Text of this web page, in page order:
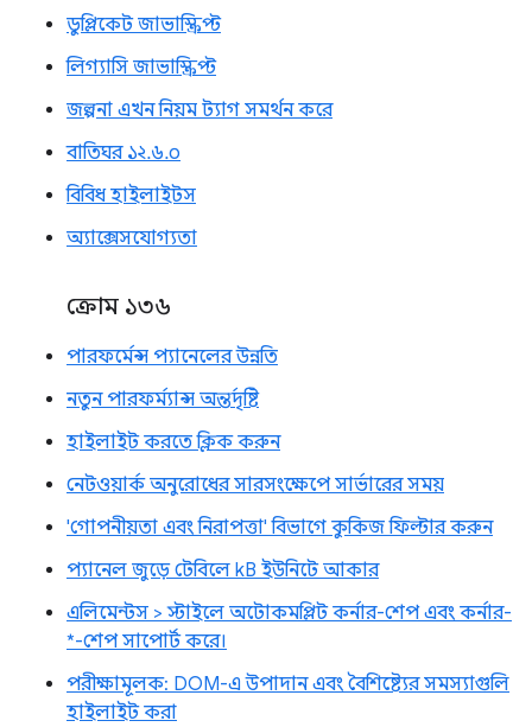
ডুপ্লিকেট জাভাস্ক্রিপ্ট
লিগ্যাসি জাভাস্ক্রিপ্ট
জল্পনা এখন নিয়ম ট্যাগ সমর্থন করে
বাতিঘর ১২.৬.০
বিবিধ হাইলাইটস
অ্যাক্সেসযোগ্যতা
ক্রোম ১৩৬
পারফর্মেন্স প্যানেলের উন্নতি
নতুন পারফর্ম্যান্স অন্তর্দৃষ্টি
হাইলাইট করতে ক্লিক করুন
নেটওয়ার্ক অনুরোধের সারসংক্ষেপে সার্ভারের সময়
'গোপনীয়তা এবং নিরাপত্তা' বিভাগে কুকিজ ফিল্টার করুন
প্যানেল জুড়ে টেবিলে kB ইউনিটে আকার
এলিমেন্টস > স্টাইলে অটোকমপ্লিট কর্নার-শেপ এবং কর্নার-
*-শেপ সাপোর্ট করে।
পরীক্ষামূলক: DOM-এ উপাদান এবং বৈশিষ্ট্যের সমস্যাগুলি
হাইলাইট করা